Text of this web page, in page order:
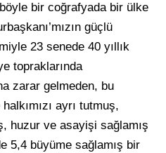
bir coğrafyada bir ülke
güçlü
23 senede 40 yıllık
topraklarında
zarar gelmeden, bu
ayrı tutmuş,
huzur ve asayişi sağlamış
5,4 büyüme sağlamış bir